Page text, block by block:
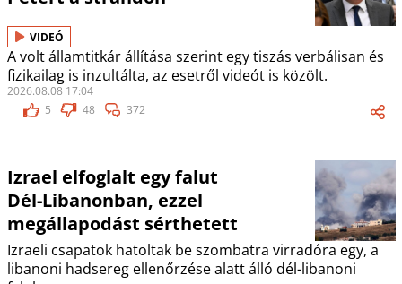
VIDEÓ
A volt államtitkár állítása szerint egy tiszás verbálisan és
fizikailag is inzultálta, az esetről videót is közölt.
2026.08.08 17:04
5
48 372
Izrael elfoglalt egy falut
Dél-Libanonban, ezzel
megállapodást sérthetett
Izraeli csapatok hatoltak be szombatra virradóra egy, a
libanoni hadsereg ellenőrzése alatt álló dél-libanoni